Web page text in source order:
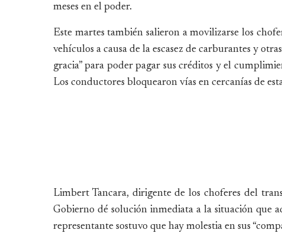
meses en el poder.
Este martes también salieron a movilizarse los
vehículos a causa de la escasez de carburantes y
gracia” para poder pagar sus créditos y el
Los conductores bloquearon vías en cercanías de
Limbert Tancara, dirigente de los choferes del
Gobierno dé solución inmediata a la situación que
representante sostuvo que hay molestia en sus